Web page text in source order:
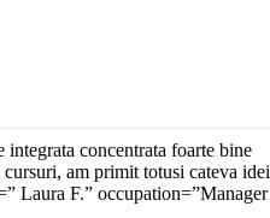
viata mea, atat la munca cat si
integrata concentrata foarte bine
am primit totusi cateva idei
Laura F.” occupation=”Manager